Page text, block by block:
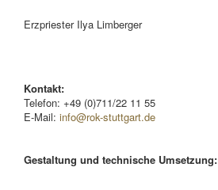
Erzpriester Ilya Limberger
Kontakt:
Telefon: +49 (0)711/22 11 55
E-Mail: info@rok-stuttgart.de
Gestaltung und technische Umsetzung: